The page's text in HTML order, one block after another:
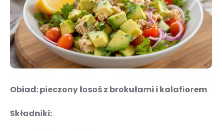
Obiad: pieczony łosoś z brokułami i kalafiorem
Składniki: